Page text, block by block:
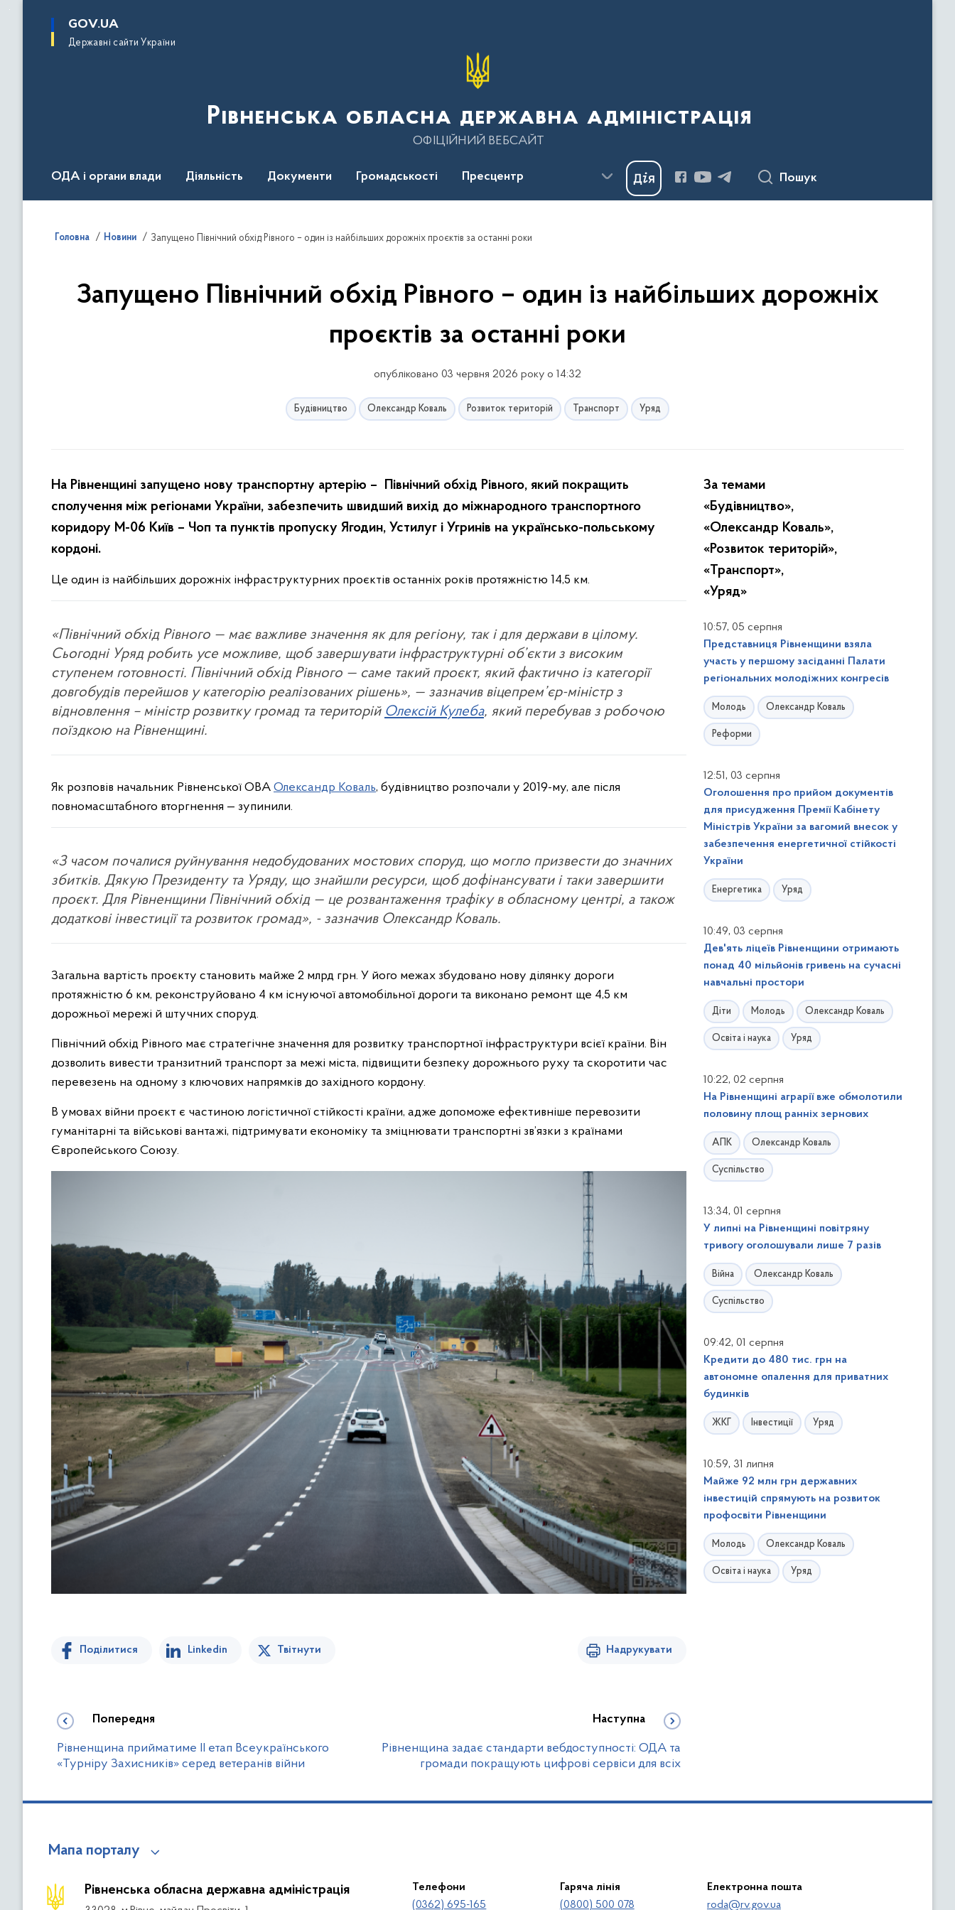
основного
GOV.UA
Державні сайти України
Рівненська обласна державна адміністрація
ОФІЦІЙНИЙ ВЕБСАЙТ
ОДА і органи влади Діяльність Документи Громадськості Пресцентр Пошук
Головна Новини Запущено Північний обхід Рівного – один із найбільших дорожніх проєктів за останні роки
Запущено Північний обхід Рівного – один із найбільших дорожніх
проєктів за останні роки
опубліковано 03 червня 2026 року о 14:32
Будівництво Олександр Коваль Розвиток територій Транспорт Уряд
На Рівненщині запущено нову транспортну артерію – Північний обхід Рівного, який покращить
сполучення між регіонами України, забезпечить швидший вихід до міжнародного транспортного
коридору М-06 Київ – Чоп та пунктів пропуску Ягодин, Устилуг і Угринів на українсько-польському
кордоні.
Це один із найбільших дорожніх інфраструктурних проєктів останніх років протяжністю 14,5 км.
«Північний обхід Рівного — має важливе значення як для регіону, так і для держави в цілому.
Сьогодні Уряд робить усе можливе, щоб завершувати інфраструктурні об’єкти з високим
ступенем готовності. Північний обхід Рівного — саме такий проєкт, який фактично із категорії
довгобудів перейшов у категорію реалізованих рішень», — зазначив віцепрем’єр-міністр з
відновлення – міністр розвитку громад та територій Олексій Кулеба, який перебував з робочою
поїздкою на Рівненщині.
Як розповів начальник Рівненської ОВА Олександр Коваль, будівництво розпочали у 2019-му, але після
повномасштабного вторгнення — зупинили.
«З часом почалися руйнування недобудованих мостових споруд, що могло призвести до значних
збитків. Дякую Президенту та Уряду, що знайшли ресурси, щоб дофінансувати і таки завершити
проєкт. Для Рівненщини Північний обхід — це розвантаження трафіку в обласному центрі, а також
додаткові інвестиції та розвиток громад», - зазначив Олександр Коваль.
Загальна вартість проєкту становить майже 2 млрд грн. У його межах збудовано нову ділянку дороги
протяжністю 6 км, реконструйовано 4 км існуючої автомобільної дороги та виконано ремонт ще 4,5 км
дорожньої мережі й штучних споруд.
Північний обхід Рівного має стратегічне значення для розвитку транспортної інфраструктури всієї країни. Він
дозволить вивести транзитний транспорт за межі міста, підвищити безпеку дорожнього руху та скоротити час
перевезень на одному з ключових напрямків до західного кордону.
В умовах війни проєкт є частиною логістичної стійкості країни, адже допоможе ефективніше перевозити
гуманітарні та військові вантажі, підтримувати економіку та зміцнювати транспортні зв’язки з країнами
Європейського Союзу.
Поділитися Linkedin Твітнути Надрукувати
Попередня
Рівненщина прийматиме ІІ етап Всеукраїнського
«Турніру Захисників» серед ветеранів війни
Наступна
Рівненщина задає стандарти вебдоступності: ОДА та
громади покращують цифрові сервіси для всіх
За темами
«Будівництво»,
«Олександр Коваль»,
«Розвиток територій»,
«Транспорт»,
«Уряд»
10:57, 05 серпня
Представниця Рівненщини взяла
участь у першому засіданні Палати
регіональних молодіжних конгресів
Молодь Олександр Коваль
Реформи
12:51, 03 серпня
Оголошення про прийом документів
для присудження Премії Кабінету
Міністрів України за вагомий внесок у
забезпечення енергетичної стійкості
України
Енергетика Уряд
10:49, 03 серпня
Дев'ять ліцеїв Рівненщини отримають
понад 40 мільйонів гривень на сучасні
навчальні простори
Діти Молодь Олександр Коваль
Освіта і наука Уряд
10:22, 02 серпня
На Рівненщині аграрії вже обмолотили
половину площ ранніх зернових
АПК Олександр Коваль
Суспільство
13:34, 01 серпня
У липні на Рівненщині повітряну
тривогу оголошували лише 7 разів
Війна Олександр Коваль
Суспільство
09:42, 01 серпня
Кредити до 480 тис. грн на
автономне опалення для приватних
будинків
ЖКГ Інвестиції Уряд
10:59, 31 липня
Майже 92 млн грн державних
інвестицій спрямують на розвиток
профосвіти Рівненщини
Молодь Олександр Коваль
Освіта і наука Уряд
Мапа порталу
Рівненська обласна державна адміністрація
Телефони
(0362) 695-165
Гаряча лінія
(0800) 500 078
Електронна пошта
roda@rv.gov.ua